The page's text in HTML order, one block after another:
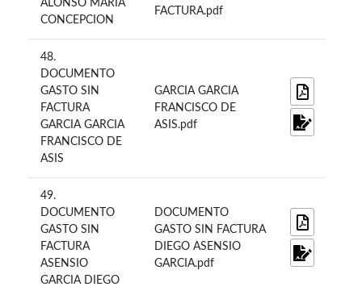
ALONSO MARIA
CONCEPCION
FACTURA.pdf
48.
DOCUMENTO
GASTO SIN
FACTURA
GARCIA GARCIA
FRANCISCO DE
ASIS
GARCIA GARCIA
FRANCISCO DE
ASIS.pdf
49.
DOCUMENTO
GASTO SIN
FACTURA
ASENSIO
GARCIA DIEGO
DOCUMENTO
GASTO SIN FACTURA
DIEGO ASENSIO
GARCIA.pdf